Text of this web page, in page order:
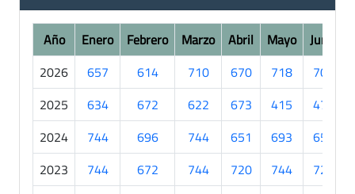
Año Enero Febrero Marzo Abril Mayo Junio
2026
657 614 710 670 718 700
2025
634 672 622 673 415 475
2024
744 696 744 651 693 651
2023
744 672 744 720 744 720